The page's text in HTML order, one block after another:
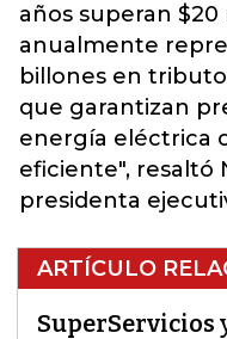
años superan
anualmente
billones en
que garantizan
energía eléctrica
eficiente", resaltó
presidenta
ARTÍCULO
SuperServicios